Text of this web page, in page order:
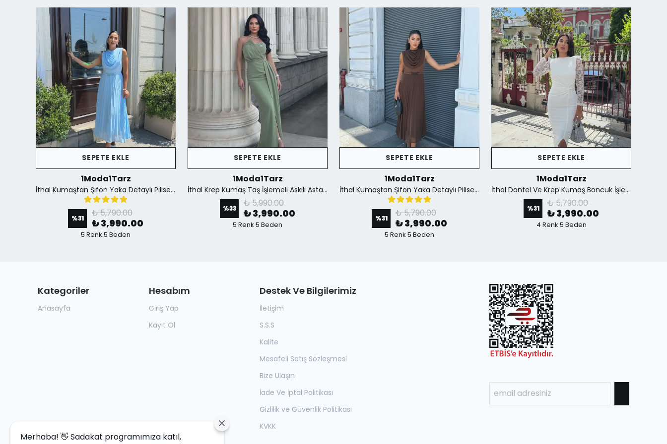
SEPETE EKLE
1Moda1Tarz
İthal Kumaştan Şifon Yaka Detaylı Piliseli Kemerli Astarlı Özel Tasarım Elbise - mavi
%31 ₺ 5,790.00
₺ 3,990.00
5 Renk 5 Beden
SEPETE EKLE
1Moda1Tarz
İthal Krep Kumaş Taş İşlemeli Askılı Astarlı Özel Tasarım Yırtmaçlı Maxi Elbise - Yeşil
%33 ₺ 5,990.00
₺ 3,990.00
5 Renk 5 Beden
SEPETE EKLE
1Moda1Tarz
İthal Kumaştan Şifon Yaka Detaylı Piliseli Kemerli Astarlı Özel Tasarım Elbise - Kahverengi
%31 ₺ 5,790.00
₺ 3,990.00
5 Renk 5 Beden
SEPETE EKLE
1Moda1Tarz
İthal Dantel Ve Krep Kumaş Boncuk İşlemeli Yırtmaçlı Astarlı Özel Tasarım Maxi Elbise - Beyaz
%31 ₺ 5,790.00
₺ 3,990.00
4 Renk 5 Beden
Kategoriler
Anasayfa
Hesabım
Giriş Yap
Kayıt Ol
Destek Ve Bilgilerimiz
İletişim
S.S.S
Kalite
Mesafeli Satış Sözleşmesi
Bize Ulaşın
İade Ve İptal Politikası
Gizlilik ve Güvenlik Politikası
KVKK
Merhaba! 👋 Sadakat programımıza katıl,